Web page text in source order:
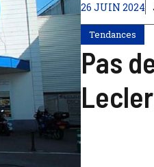
26 JUIN 2024
Tendances
Pas